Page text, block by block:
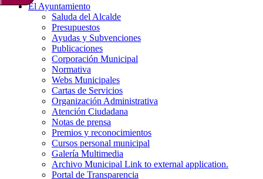
El Ayuntamiento
Saluda del Alcalde
Presupuestos
Ayudas y Subvenciones
Publicaciones
Corporación Municipal
Normativa
Webs Municipales
Cartas de Servicios
Organización Administrativa
Atención Ciudadana
Notas de prensa
Premios y reconocimientos
Cursos personal municipal
Galería Multimedia
Archivo Municipal Link to external application.
Portal de Transparencia